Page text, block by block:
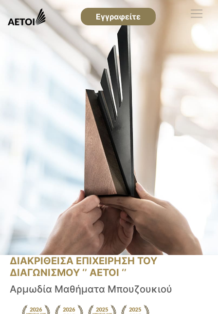
Εγγραφείτε
ΔΙΑΚΡΙΘΕΙΣΑ ΕΠΙΧΕΙΡΗΣΗ ΤΟΥ
ΔΙΑΓΩΝΙΣΜΟΥ ‘’ ΑΕΤΟΙ ‘’
Αρμωδία Μαθήματα Μπουζουκιού